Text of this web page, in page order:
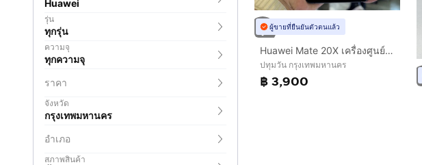
Huawei
รุ่น
ทุกรุ่น
ความจุ
ทุกความจุ
ราคา
จังหวัด
กรุงเทพมหานคร
อำเภอ
สภาพสินค้า
ผู้ขายที่ยืนยันตัวตนแล้ว
Huawei Mate 20X เครื่องศูนย์ สภาพสวย จอ7.2นิ้ว แรม6รอม128 Kirin980 กล้องLeica 40ล้าน(3ตัว)🔥🔥
ปทุมวัน กรุงเทพมหานคร
฿ 3,900